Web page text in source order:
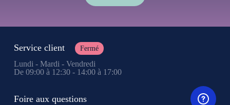
Service client Fermé
Lundi - Mardi - Vendredi
De 09:00 à 12:30 - 14:00 à 17:00
Foire aux questions